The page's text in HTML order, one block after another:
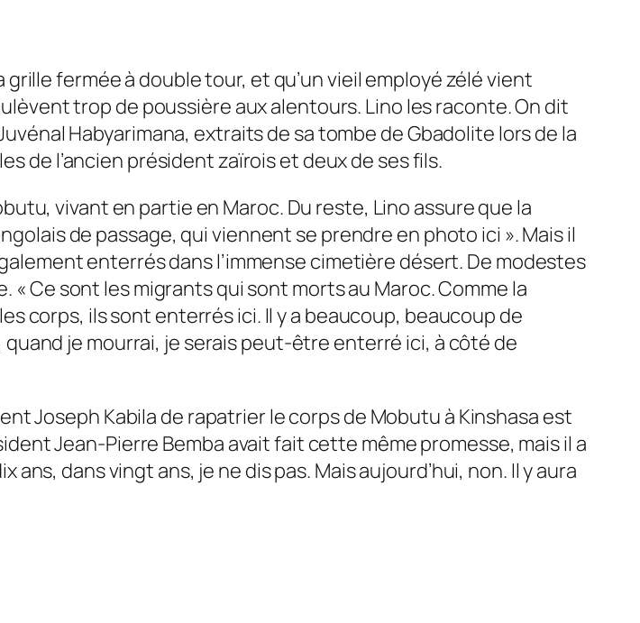
fermée à double tour, et qu’un vieil employé zélé vient
trop de poussière aux alentours. Lino les raconte. On dit
Habyarimana, extraits de sa tombe de Gbadolite lors de la
de l’ancien président zaïrois et deux de ses fils.
vivant en partie en Maroc. Du reste, Lino assure que la
de passage, qui viennent se prendre en photo ici ». Mais il
enterrés dans l’immense cimetière désert. De modestes
«Ce sont les migrants qui sont morts au Maroc. Comme la
corps, ils sont enterrés ici. Il y a beaucoup, beaucoup de
quand je mourrai, je serais peut-être enterré ici, à côté de
Joseph Kabila de rapatrier le corps de Mobutu à Kinshasa est
Jean-Pierre Bemba avait fait cette même promesse, mais il a
ans, dans vingt ans, je ne dis pas. Mais aujourd’hui, non. Il y aura